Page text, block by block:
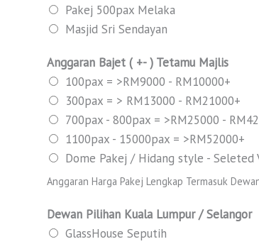
Pakej 500pax Melaka
Masjid Sri Sendayan
Anggaran Bajet ( +- ) Tetamu Majlis
100pax = >RM9000 - RM10000+
300pax = > RM13000 - RM21000+
700pax - 800pax = >RM25000 -
1100pax - 15000pax = >RM52000+
Dome Pakej / Hidang style - Seleted
Anggaran Harga Pakej Lengkap Termasuk
Dewan Pilihan Kuala Lumpur / Selangor
GlassHouse Seputih